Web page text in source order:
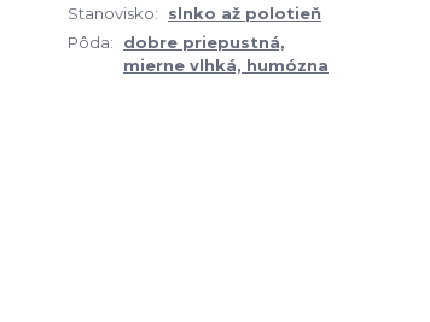
Stanovisko:
slnko až polotieň
Pôda:
dobre priepustná,
mierne vlhká, humózna